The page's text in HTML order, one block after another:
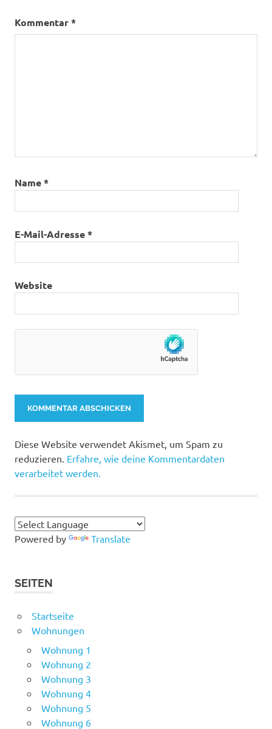
Kommentar*
Name*
E-Mail-Adresse*
Website
Diese Website verwendet Akismet, um Spam zu
reduzieren. Erfahre, wie deine Kommentardaten
verarbeitet werden.
Powered by Translate
SEITEN
Startseite
Wohnungen
Wohnung 1
Wohnung 2
Wohnung 3
Wohnung 4
Wohnung 5
Wohnung 6